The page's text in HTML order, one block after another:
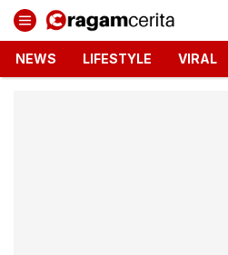
Ragamcerita.com
Informasi Terbaru dan Terkini
NEWS LIFESTYLE VIRAL